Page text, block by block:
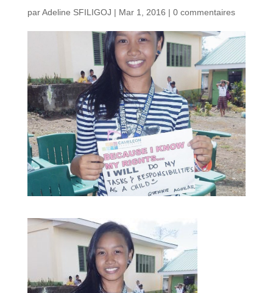
parAdeline SFILIGOJ | Mar 1, 2016 | 0 commentaires